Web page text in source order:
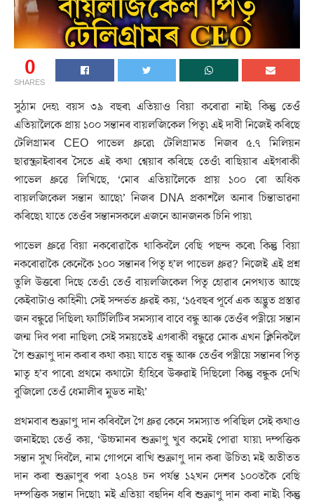
0
SHARES
সুঠাম দেহ৷ বয়স ৩৯ বছৰ৷ এতিয়াও বিয়া কৰোৱা নাই৷ কিন্তু তেওঁ
এতিয়ালৈকে প্ৰায় ১০০ সন্তানৰ বায়লজিকেল পিতৃ৷ এই দাবী নিজেই কৰিছে
টেলিগ্ৰামৰ CEO পাভেল ধ্ৰুৱে৷ টেলিগ্ৰামত নিজৰ ৫.৭ মিলিয়ন
ছাৱস্ক্ৰাইবাৰৰ সৈতে এই কথা শ্বেয়াৰ কৰিছে তেওঁ৷ ৰাছিয়াৰ এইগৰাকী
পাভেল ধ্ৰুৱে লিখিছে, ‘মোৰ এতিয়ালৈকে প্ৰায় ১০০ ৰো অধিক
বায়লজিকেল সন্তান আছে৷’ নিজৰ DNA প্ৰকাশলৈ অনাৰ চিন্তাভাৱনা
কৰিছে৷ যাতে তেওঁৰ সন্তানসকলে এজনে আনজনক চিনি পায়৷
পাভেল ধ্ৰুৱে বিয়া নকৰোৱাকৈ থাকিবলৈ বেছি পছন্দ কৰে৷ কিন্তু বিয়া
নকৰোৱাকৈ কেনেকৈ ১০০ সন্তানৰ পিতৃ হ’ল পাভেল ধ্ৰুৱ? নিজেই এই প্ৰশ্ন
তুলি উত্তৰো দিছে তেওঁ৷ তেওঁ বায়লজিকেল পিতৃ হোৱাৰ নেপথ্যত আছে
কেইবাটাও কাহিনী৷ সেই সন্দৰ্ভত ধ্ৰুৱই কয়, ‘১৫বছৰ পূৰ্বে এক অদ্ভুত প্ৰস্তাৱ
জন বন্ধুৱে দিছিল৷ ফাৰ্টিলিটিৰ সমস্যাৰ বাবে বন্ধু আৰু তেওঁৰ পত্নীয়ে সন্তান
জন্ম দিব পৰা নাছিল৷ সেই সময়তেই এগৰাকী বন্ধুৱে মোক এখন ক্লিনিকলৈ
গৈ শুক্ৰাণু দান কৰাৰ কথা কয়৷ যাতে বন্ধু আৰু তেওঁৰ পত্নীয়ে সন্তানৰ পিতৃ
মাতৃ হ’ব পাৰে৷ প্ৰথমে কথাটো হাঁহিৰে উৰুৱাই দিছিলো কিন্তু বন্ধুক দেখি
বুজিলো তেওঁ ধেমালীৰ মুডত নাই৷’
প্ৰথমবাৰ শুক্ৰাণু দান কৰিবলৈ গৈ ধ্ৰুৱ কেনে সমস্যাত পৰিছিল সেই কথাও
জনাইছে৷ তেওঁ কয়, ‘উচ্চমানৰ শুক্ৰাণু খুব কমেই পোৱা যায়৷ দম্পত্তিক
সন্তান সুখ দিবলৈ, নাম গোপনে ৰাখি শুক্ৰাণু দান কৰা উচিত৷ মই অতীতত
দান কৰা শুক্ৰাণুৰ পৰা ২০২৪ চন পৰ্যন্ত ১২খন দেশৰ ১০০তকৈ বেছি
দম্পত্তিক সন্তান দিছো৷ মই এতিয়া বহুদিন ধৰি শুক্ৰাণু দান কৰা নাই৷ কিন্তু